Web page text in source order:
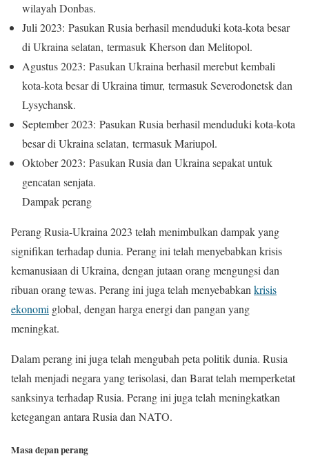
wilayah Donbas.
Juli 2023: Pasukan Rusia berhasil menduduki kota-kota besar
di Ukraina selatan, termasuk Kherson dan Melitopol.
Agustus 2023: Pasukan Ukraina berhasil merebut kembali
kota-kota besar di Ukraina timur, termasuk Severodonetsk dan
Lysychansk.
September 2023: Pasukan Rusia berhasil menduduki kota-kota
besar di Ukraina selatan, termasuk Mariupol.
Oktober 2023: Pasukan Rusia dan Ukraina sepakat untuk
gencatan senjata.
Dampak perang
Perang Rusia-Ukraina 2023 telah menimbulkan dampak yang
signifikan terhadap dunia. Perang ini telah menyebabkan krisis
kemanusiaan di Ukraina, dengan jutaan orang mengungsi dan
ribuan orang tewas. Perang ini juga telah menyebabkankrisis
ekonomi global, dengan harga energi dan pangan yang
meningkat.
Dalam perang ini juga telah mengubah peta politik dunia. Rusia
telah menjadi negara yang terisolasi, dan Barat telah memperketat
sanksinya terhadap Rusia. Perang ini juga telah meningkatkan
ketegangan antara Rusia dan NATO.
Masa depan perang